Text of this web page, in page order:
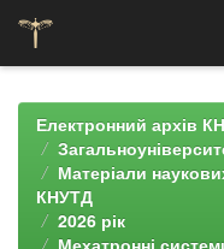
navigationЕлектронний архів
Матеріали
КНУТД
2026 рік
Мехатронні